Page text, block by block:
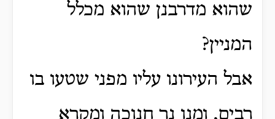
שהוא מדרבנן שהוא מכלל
המניין?
אבל העירונו עליו מפני שטעו בו
רבים, ומנו נר חנוכה ומקרא